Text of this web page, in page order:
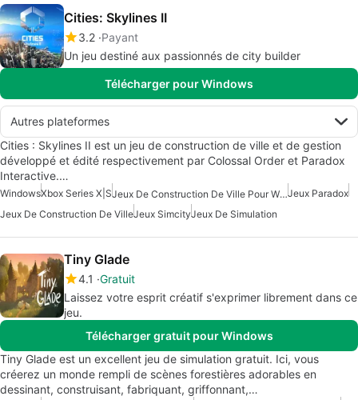
Cities: Skylines II
3.2 Payant
Un jeu destiné aux passionnés de city builder
Télécharger pour Windows
Autres plateformes
Cities : Skylines II est un jeu de construction de ville et de gestion
développé et édité respectivement par Colossal Order et Paradox
Interactive.…
WindowsXbox Series X|S Jeux De Construction De Ville Pour WindowsJeux Paradox
Jeux De Construction De VilleJeux SimcityJeux De Simulation
Tiny Glade
4.1 Gratuit
Laissez votre esprit créatif s'exprimer librement dans ce
jeu.
Télécharger gratuit pour Windows
Tiny Glade est un excellent jeu de simulation gratuit. Ici, vous
créerez un monde rempli de scènes forestières adorables en
dessinant, construisant, fabriquant, griffonnant,…